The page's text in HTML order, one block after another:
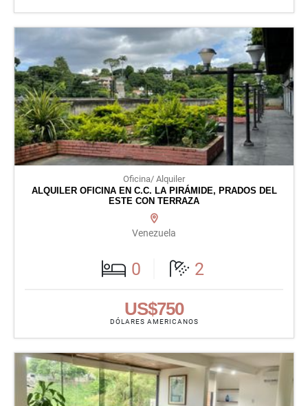
Oficina/ Alquiler
ALQUILER OFICINA EN C.C. LA PIRÁMIDE, PRADOS DEL
ESTE CON TERRAZA
Venezuela
0 2
US$750
DÓLARES AMERICANOS